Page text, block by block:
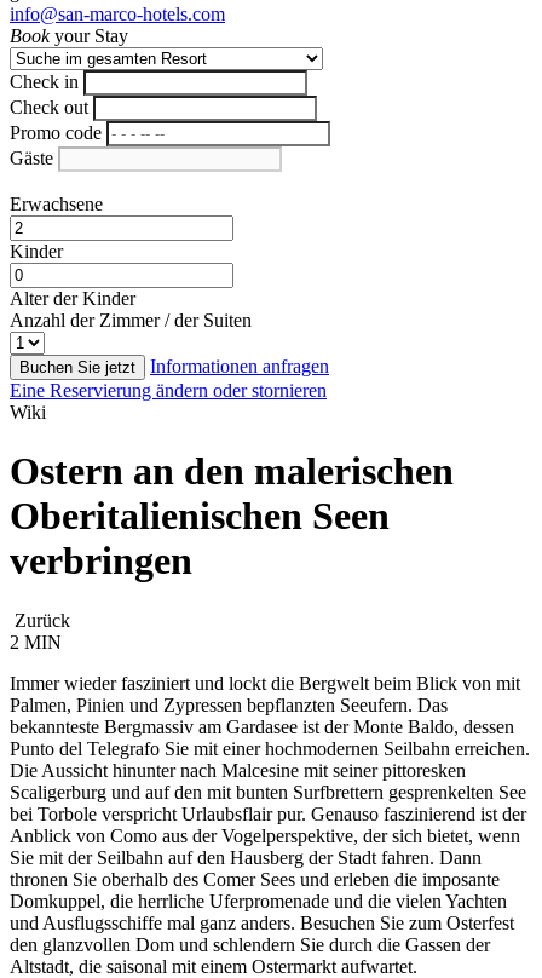
info@san-marco-hotels.com
Bookyour Stay
Check in
Check out
Promo code
Gäste
Erwachsene
Kinder
Alter der Kinder
Anzahl der Zimmer / der Suiten
Buchen Sie jetzt
Informationen anfragen
Eine Reservierung ändern oder stornieren
Wiki
Ostern an den malerischen
Oberitalienischen Seen
verbringen
Zurück
2 MIN
Immer wieder fasziniert und lockt die Bergwelt beim Blick von mit
Palmen, Pinien und Zypressen bepflanzten Seeufern. Das
bekannteste Bergmassiv am Gardasee ist der Monte Baldo, dessen
Punto del Telegrafo Sie mit einer hochmodernen Seilbahn erreichen.
Die Aussicht hinunter nach Malcesine mit seiner pittoresken
Scaligerburg und auf den mit bunten Surfbrettern gesprenkelten See
bei Torbole verspricht Urlaubsflair pur. Genauso faszinierend ist der
Anblick von Como aus der Vogelperspektive, der sich bietet, wenn
Sie mit der Seilbahn auf den Hausberg der Stadt fahren. Dann
thronen Sie oberhalb des Comer Sees und erleben die imposante
Domkuppel, die herrliche Uferpromenade und die vielen Yachten
und Ausflugsschiffe mal ganz anders. Besuchen Sie zum Osterfest
den glanzvollen Dom und schlendern Sie durch die Gassen der
Altstadt, die saisonal mit einem Ostermarkt aufwartet.